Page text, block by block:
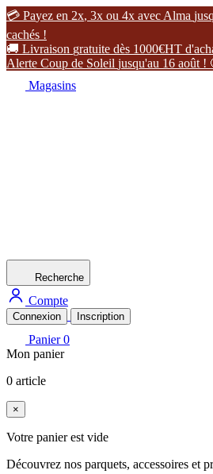
 Payez en 2x, 3x ou 4x avec Alma jusq
cachés !
 Livraison gratuite dès 1000€HT d'ach
Alerte Coup de Soleil jusqu'au 16 août !
Magasins
Recherche
Compte
Connexion Inscription
Panier 0
Mon panier
0 article
×
Votre panier est vide
Découvrez nos parquets, accessoires et